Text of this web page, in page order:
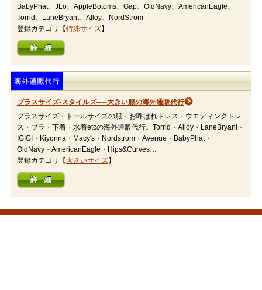
BabyPhat、JLo、AppleBotoms、Gap、OldNavy、AmericanEagle、
Torrid、LaneBryant、Alloy、NordStrom
登録カテゴリ【特殊サイズ】
詳 細
プラスサイズ-スタイルズ──大きい服の海外通販代行
プラスサイズ・トールサイズの服・お呼ばれドレス・ウエディングドレ
ス・ブラ・下着・水着etcの海外通販代行。Torrid・Alloy・LaneBryant・
IGIGI・Kiyonna・Macy's・Nordstrom・Avenue・BabyPhat・
OldNavy・AmericanEagle・Hips&Curves…
登録カテゴリ【 大きいサイズ】
詳 細